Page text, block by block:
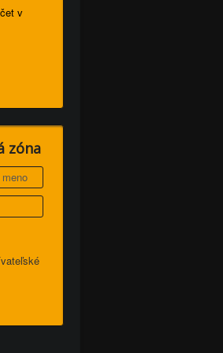
v
zóna